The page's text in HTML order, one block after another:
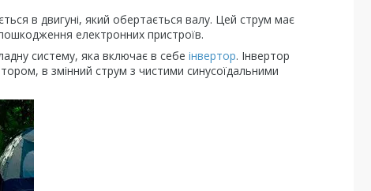
в двигуні, який обертається валу. Цей струм має
електронних пристроїв.
систему, яка включає в себе інвертор. Інвертор
в змінний струм з чистими синусоїдальними